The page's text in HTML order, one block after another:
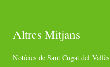
Altres Mitjans
Notícies de Sant Cugat del Vallès